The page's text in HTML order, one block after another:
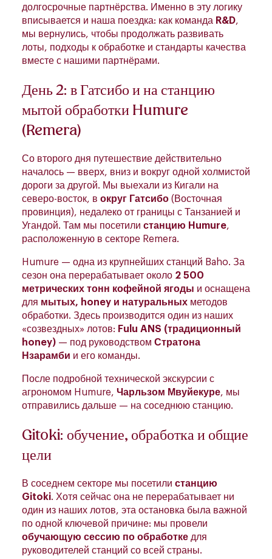
долгосрочные партнёрства. Именно в эту логику
вписывается и наша поездка: как команда R&D,
мы вернулись, чтобы продолжать развивать
лоты, подходы к обработке и стандарты качества
вместе с нашими партнёрами.
День 2: в Гатсибо и на станцию
мытой обработки Humure
(Remera)
Со второго дня путешествие действительно
началось — вверх, вниз и вокруг одной холмистой
дороги за другой. Мы выехали из Кигали на
северо-восток, в округ Гатсибо (Восточная
провинция), недалеко от границы с Танзанией и
Угандой. Там мы посетили станцию Humure,
расположенную в секторе Remera.
Humure — одна из крупнейших станций Baho. За
сезон она перерабатывает около 2 500
метрических тонн кофейной ягоды и оснащена
для мытых, honey и натуральных методов
обработки. Здесь производится один из наших
«созвездных» лотов: Fulu ANS (традиционный
honey) — под руководством Стратона
Нзарамби и его команды.
После подробной технической экскурсии с
агрономом Humure, Чарльзом Мвуйекуре, мы
отправились дальше — на соседнюю станцию.
Gitoki: обучение, обработка и общие
цели
В соседнем секторе мы посетили станцию
Gitoki. Хотя сейчас она не перерабатывает ни
один из наших лотов, эта остановка была важной
по одной ключевой причине: мы провели
обучающую сессию по обработке для
руководителей станций со всей страны.